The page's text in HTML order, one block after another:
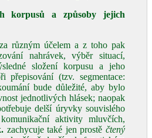
korpusů a způsoby jejich
různým účelem a z toho pak
nahrávek, výběr situací,
složení korpusu a jeho
přepisování (tzv. segmentace:
bude důležité, aby bylo
jednotlivých hlásek; naopak
delší úryvky souvislého
aktivity mluvčích,
zachycuje také jen prostě čtený